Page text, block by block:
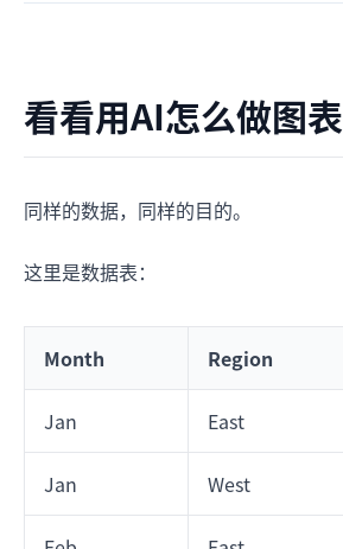
看看用AI怎么做图表
同样的数据，同样的目的。
这里是数据表：
Month Region
Jan East
Jan West